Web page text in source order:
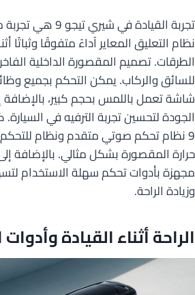
تجربة القيادة في
نظام التعليق المعاير آداءً متفوقًا وثباتًا
الطرقات. تصميم المقصورة الداخلية
للسائق والركاب. يمكن التحكم بجميع
شاشة تعمل باللمس بحجم كبير،
الجودة لتحسين تجربة الترفيه في
9 نظام تحكم صوتي متقدم ونظام
حرارة المقصورة بشكل مثالي. بالإضافة
مجهزة بأدوات تحكم سهلة الاستخدام
وزيادة الراحة.
الراحة أثناء القيادة